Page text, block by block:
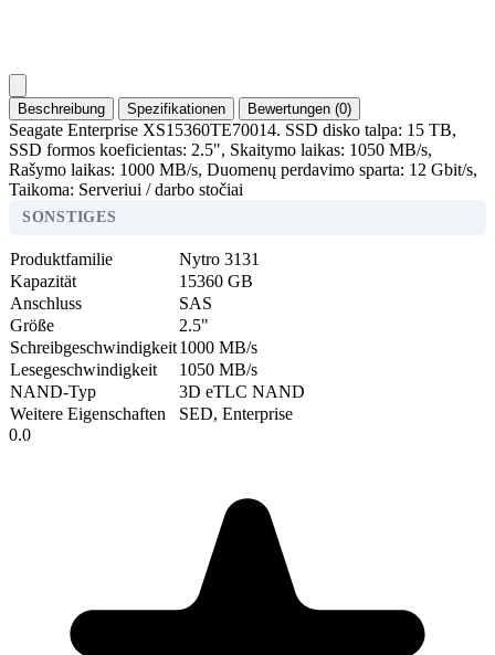
Beschreibung Spezifikationen Bewertungen (0)
Seagate Enterprise XS15360TE70014. SSD disko talpa: 15 TB,
SSD formos koeficientas: 2.5", Skaitymo laikas: 1050 MB/s,
Rašymo laikas: 1000 MB/s, Duomenų perdavimo sparta: 12 Gbit/s,
Taikoma: Serveriui / darbo stočiai
SONSTIGES
Produktfamilie
Nytro 3131
Kapazität
15360 GB
Anschluss
SAS
Größe
2.5"
Schreibgeschwindigkeit1000 MB/s
Lesegeschwindigkeit
1050 MB/s
NAND-Typ
3D eTLC NAND
Weitere Eigenschaften
SED, Enterprise
0.0